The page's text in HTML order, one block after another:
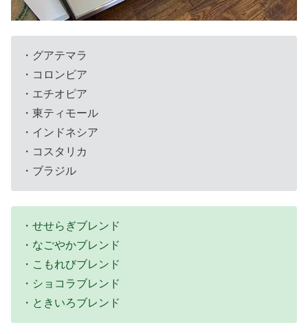
・グアテマラ
・コロンビア
・エチオピア
・東ティモール
・インドネシア
・コスタリカ
・ブラジル
・せせらぎブレンド
・なごやかブレンド
・こもれびブレンド
・ショコラブレンド
・ときいろブレンド